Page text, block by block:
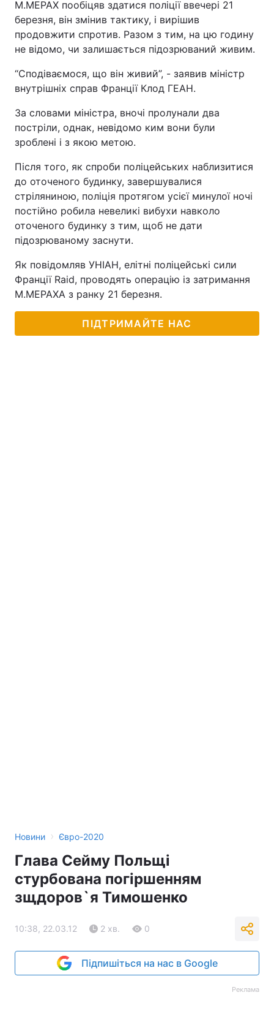
М.МЕРАХ пообіцяв здатися поліції ввечері 21
березня, він змінив тактику, і вирішив
продовжити спротив. Разом з тим, на цю годину
не відомо, чи залишається підозрюваний живим.
“Сподіваємося, що він живий”, - заявив міністр
внутрішніх справ Франції Клод ГЕАН.
За словами міністра, вночі пролунали два
постріли, однак, невідомо ким вони були
зроблені і з якою метою.
Після того, як спроби поліцейських наблизитися
до оточеного будинку, завершувалися
стріляниною, поліція протягом усієї минулої ночі
постійно робила невеликі вибухи навколо
оточеного будинку з тим, щоб не дати
підозрюваному заснути.
Як повідомляв УНІАН, елітні поліцейські сили
Франції Raid, проводять операцію із затримання
М.МЕРАХА з ранку 21 березня.
ПІДТРИМАЙТЕ НАС
Новини › Євро-2020
Глава Сейму Польщі
стурбована погіршенням
зщдоров`я Тимошенко
10:38, 22.03.12 2 хв. 0
Підпишіться на нас в Google
Реклама